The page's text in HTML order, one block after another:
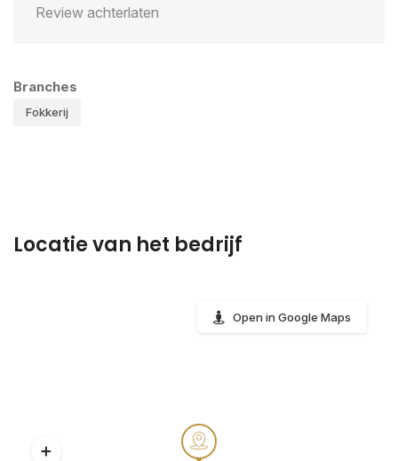
Review achterlaten
Branches
Fokkerij
Locatie van het bedrijf
Open in Google Maps